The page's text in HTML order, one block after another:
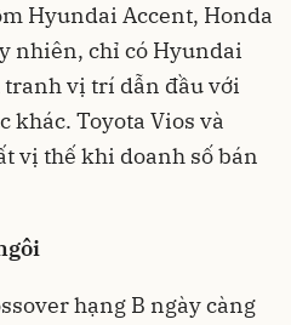
Hyundai Accent, Honda
nhiên, chỉ có Hyundai
tranh vị trí dẫn đầu với
khác. Toyota Vios và
vị thế khi doanh số bán
hạng B ngày càng